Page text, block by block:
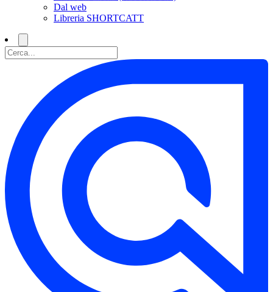
Dal web
Libreria SHORTCATT